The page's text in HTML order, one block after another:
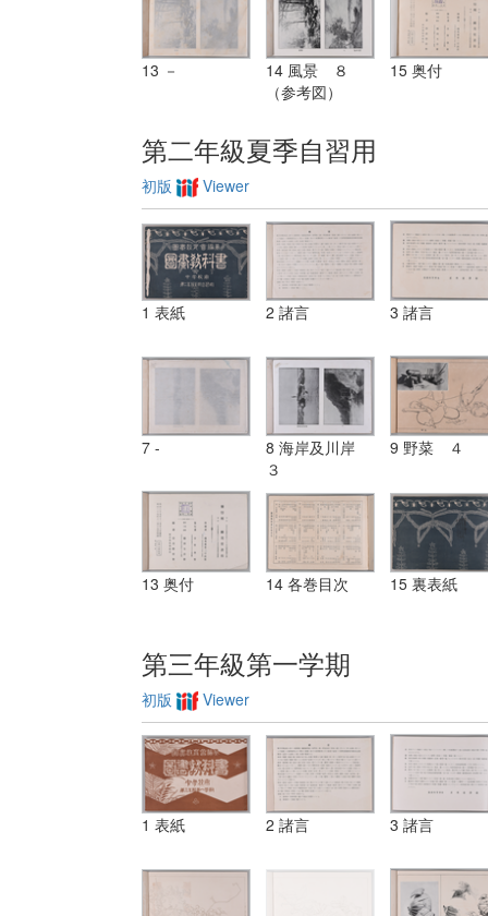
13 －
14 風景 ８
（参考図）
15 奥付
第二年級夏季自習用
初版 Viewer
1 表紙 2 諸言 3 諸言
7 -
8 海岸及川岸
３
9 野菜 ４
13 奥付 14 各巻目次 15 裏表紙
第三年級第一学期
初版 Viewer
1 表紙 2 諸言 3 諸言